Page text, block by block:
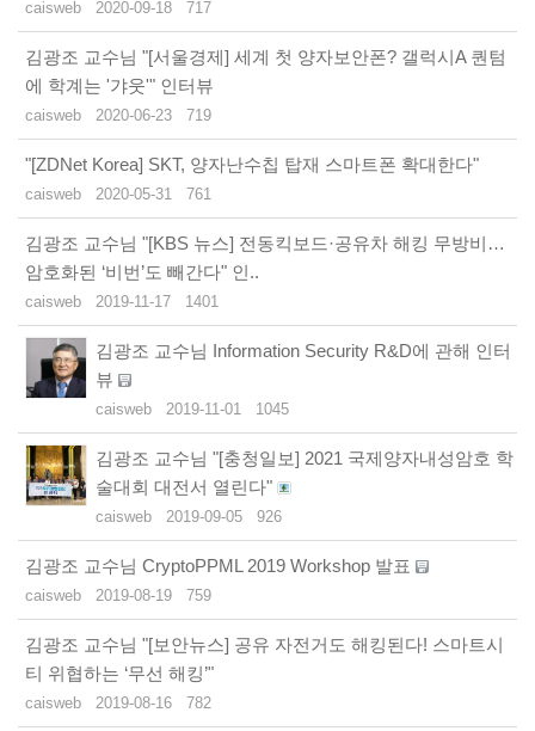
caisweb 2020-09-18 717
김광조 교수님 "[서울경제] 세계 첫 양자보안폰? 갤럭시A 퀀텀
에 학계는 '갸웃'" 인터뷰
caisweb 2020-06-23 719
"[ZDNet Korea] SKT, 양자난수칩 탑재 스마트폰 확대한다"
caisweb 2020-05-31 761
김광조 교수님 "[KBS 뉴스] 전동킥보드·공유차 해킹 무방비…
암호화된 ‘비번’도 빼간다" 인..
caisweb 2019-11-17 1401
김광조 교수님 Information Security R&D에 관해 인터
뷰
caisweb 2019-11-01 1045
김광조 교수님 "[충청일보] 2021 국제양자내성암호 학
술대회 대전서 열린다"
caisweb 2019-09-05 926
김광조 교수님 CryptoPPML 2019 Workshop 발표
caisweb 2019-08-19 759
김광조 교수님 "[보안뉴스] 공유 자전거도 해킹된다! 스마트시
티 위협하는 ‘무선 해킹’"
caisweb 2019-08-16 782